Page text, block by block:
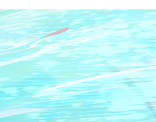
最新
新闻
公告
活动